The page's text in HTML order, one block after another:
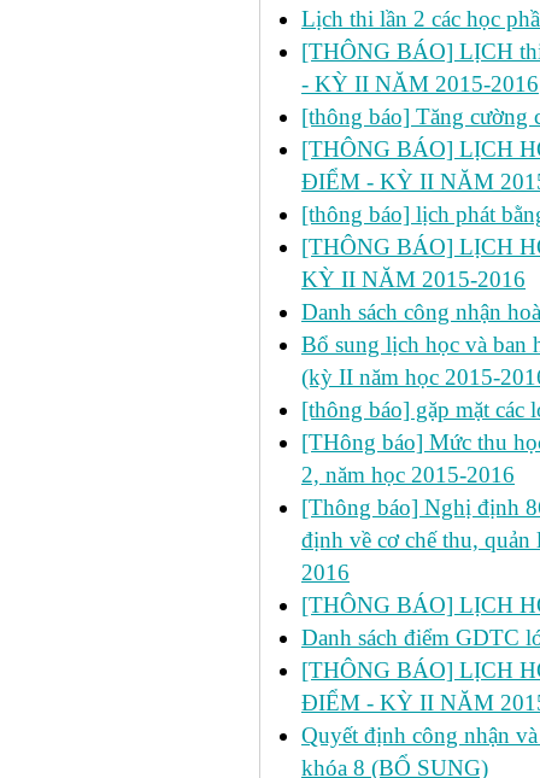
Lịch thi lần 2 các học
[THÔNG BÁO] LỊCH
- KỲ II NĂM 2015-2016
[thông báo] Tăng cường
[THÔNG BÁO] LỊCH
ĐIỂM - KỲ II NĂM
[thông báo] lịch phát
[THÔNG BÁO] LỊCH
KỲ II NĂM 2015-2016
Danh sách công nhận
Bổ sung lịch học và ban
(kỳ II năm học 2015-
[thông báo] gặp mặt các
[THông báo] Mức thu
2, năm học 2015-2016
[Thông báo] Nghị định
định về cơ chế thu,
2016
[THÔNG BÁO] LỊCH
Danh sách điểm GDTC
[THÔNG BÁO] LỊCH
ĐIỂM - KỲ II NĂM
Quyết định công nhận
khóa 8 (BỔ SUNG)